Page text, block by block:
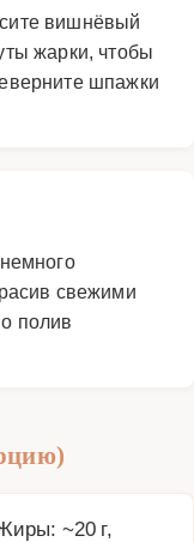
вишнёвый
жарки, чтобы
шпажки
свежими
полив
~20 г,